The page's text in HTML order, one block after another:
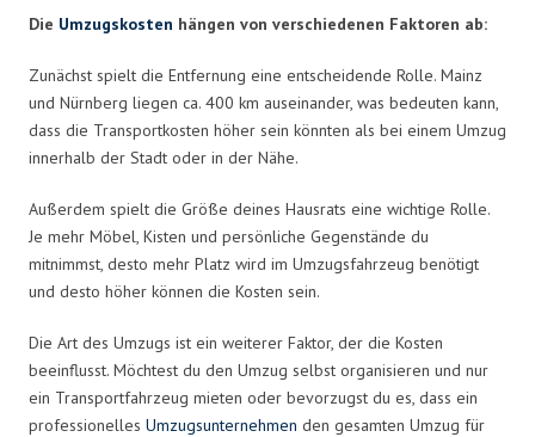
Die Umzugskosten hängen von verschiedenen Faktoren ab:
Zunächst spielt die Entfernung eine entscheidende Rolle. Mainz
und Nürnberg liegen ca. 400 km auseinander, was bedeuten kann,
dass die Transportkosten höher sein könnten als bei einem Umzug
innerhalb der Stadt oder in der Nähe.
Außerdem spielt die Größe deines Hausrats eine wichtige Rolle.
Je mehr Möbel, Kisten und persönliche Gegenstände du
mitnimmst, desto mehr Platz wird im Umzugsfahrzeug benötigt
und desto höher können die Kosten sein.
Die Art des Umzugs ist ein weiterer Faktor, der die Kosten
beeinflusst. Möchtest du den Umzug selbst organisieren und nur
ein Transportfahrzeug mieten oder bevorzugst du es, dass ein
professionelles Umzugsunternehmen den gesamten Umzug für